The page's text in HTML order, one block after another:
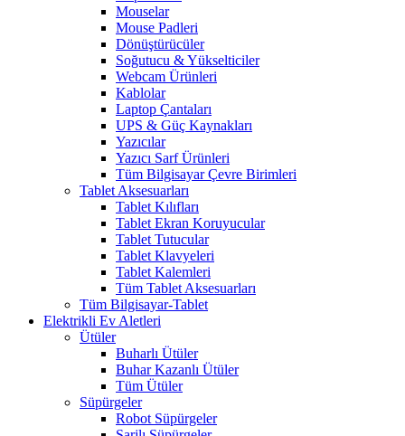
Mouselar
Mouse Padleri
Dönüştürücüler
Soğutucu & Yükselticiler
Webcam Ürünleri
Kablolar
Laptop Çantaları
UPS & Güç Kaynakları
Yazıcılar
Yazıcı Sarf Ürünleri
Tüm Bilgisayar Çevre Birimleri
Tablet Aksesuarları
Tablet Kılıfları
Tablet Ekran Koruyucular
Tablet Tutucular
Tablet Klavyeleri
Tablet Kalemleri
Tüm Tablet Aksesuarları
Tüm Bilgisayar-Tablet
Elektrikli Ev Aletleri
Ütüler
Buharlı Ütüler
Buhar Kazanlı Ütüler
Tüm Ütüler
Süpürgeler
Robot Süpürgeler